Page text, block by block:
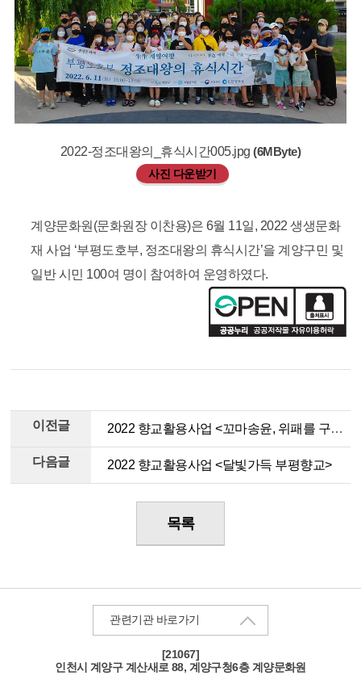
2022-정조대왕의_휴식시간005.jpg(6MByte)
사진 다운받기
계양문화원(문화원장 이찬용)은 6월 11일, 2022 생생문화
재 사업 ‘부평도호부, 정조대왕의 휴식시간’을 계양구민 및
일반 시민 100여 명이 참여하여 운영하였다.
이전글 2022 향교활용사업 <꼬마송윤, 위패를 구하라!>
다음글 2022 향교활용사업 <달빛가득 부평향교>
목록
관련기관 바로가기
[21067]
인천시 계양구 계산새로 88, 계양구청6층 계양문화원